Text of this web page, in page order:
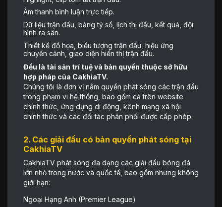
Âm thanh bình luận trực tiếp.
Dữ liệu trận đấu, bảng tỷ số, lịch thi đấu, kết quả, đội
hình ra sân.
Thiết kế đồ họa, biểu tượng trận đấu, hiệu ứng
chuyển cảnh, giao diện hiển thị trận đấu.
Đều là tài sản trí tuệ và bản quyền thuộc sở hữu
hợp pháp của CakhiaTV.
Chúng tôi là đơn vị nắm quyền phát sóng các trận đấu
trong phạm vi hệ thống, bao gồm cả trên website
chính thức, ứng dụng di động, kênh mạng xã hội
chính thức và các đối tác phân phối được cấp phép.
2. Các giải đấu có bản quyền phát sóng tại
CakhiaTV
CakhiaTV phát sóng đa dạng các giải đấu bóng đá
lớn nhỏ trong nước và quốc tế, bao gồm nhưng không
giới hạn:
Ngoại Hạng Anh (Premier League)